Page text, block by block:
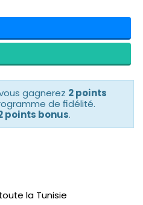
gagnerez 2 points
de fidélité.
points bonus.
la Tunisie